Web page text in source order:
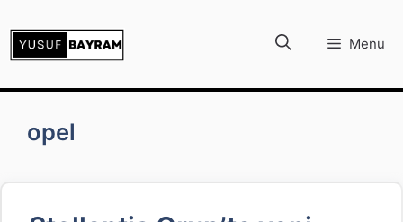
atla
Menu
opel